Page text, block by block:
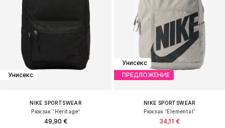
Унисекс
NIKE SPORTSWEAR
Рюкзак 'Heritage'
49,90 €
Унисекс
ПРЕДЛОЖЕНИЕ
NIKE SPORTSWEAR
Рюкзак 'Elemental'
34,11 €